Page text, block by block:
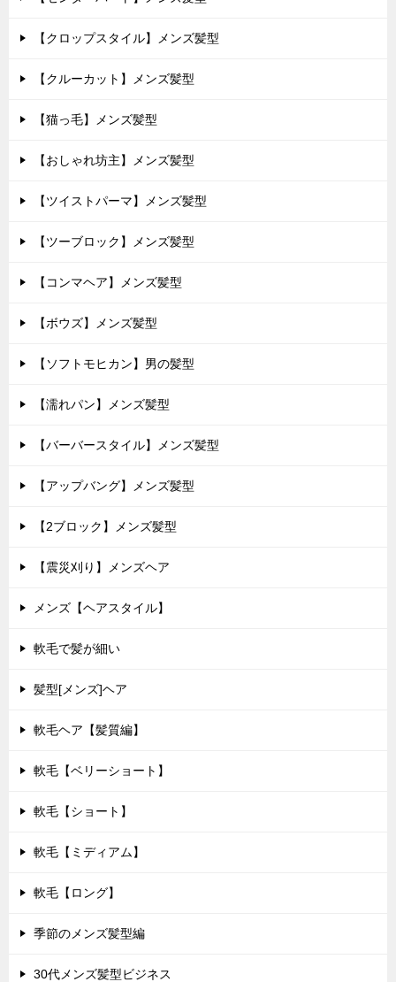
【クロップスタイル】メンズ髪型
【クルーカット】メンズ髪型
【猫っ毛】メンズ髪型
【おしゃれ坊主】メンズ髪型
【ツイストパーマ】メンズ髪型
【ツーブロック】メンズ髪型
【コンマヘア】メンズ髪型
【ボウズ】メンズ髪型
【ソフトモヒカン】男の髪型
【濡れパン】メンズ髪型
【バーバースタイル】メンズ髪型
【アップバング】メンズ髪型
【2ブロック】メンズ髪型
【震災刈り】メンズヘア
メンズ【ヘアスタイル】
軟毛で髪が細い
髪型[メンズ]ヘア
軟毛ヘア【髪質編】
軟毛【ベリーショート】
軟毛【ショート】
軟毛【ミディアム】
軟毛【ロング】
季節のメンズ髪型編
30代メンズ髪型ビジネス